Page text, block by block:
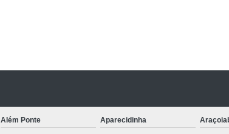
Além Ponte Aparecidinha